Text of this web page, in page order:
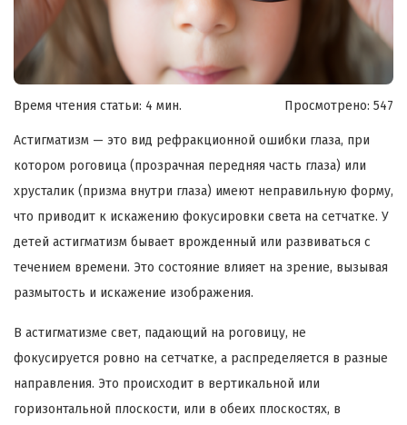
Время чтения статьи: 4 мин. Просмотрено: 547
Астигматизм — это вид рефракционной ошибки глаза, при
котором роговица (прозрачная передняя часть глаза) или
хрусталик (призма внутри глаза) имеют неправильную форму,
что приводит к искажению фокусировки света на сетчатке. У
детей астигматизм бывает врожденный или развиваться с
течением времени. Это состояние влияет на зрение, вызывая
размытость и искажение изображения.
В астигматизме свет, падающий на роговицу, не
фокусируется ровно на сетчатке, а распределяется в разные
направления. Это происходит в вертикальной или
горизонтальной плоскости, или в обеих плоскостях, в